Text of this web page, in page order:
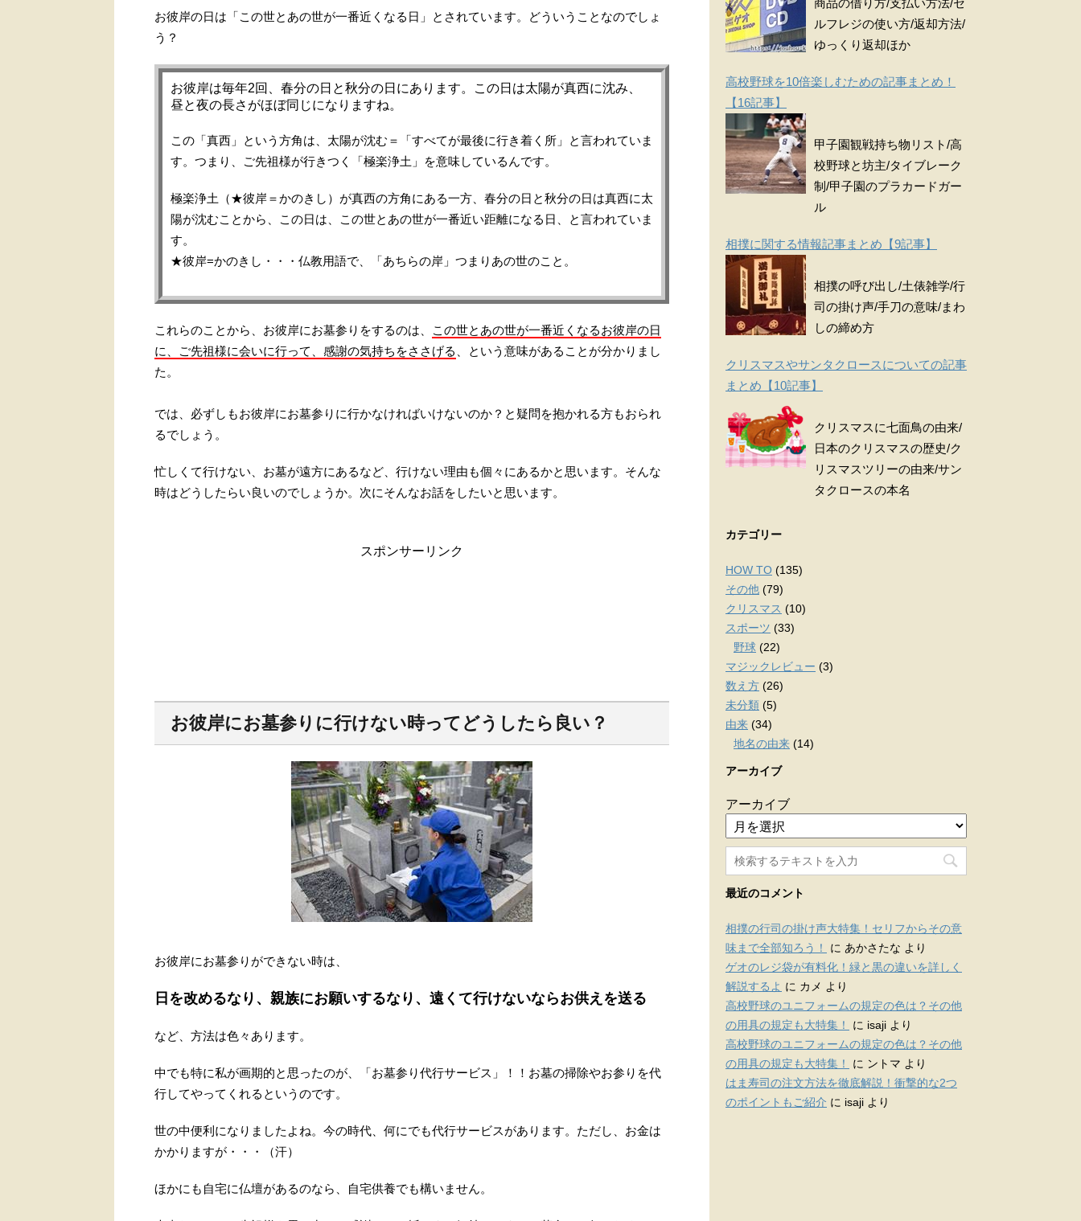
お彼岸の日は「この世とあの世が一番近くなる日」とされています。どういうことなのでしょ
う？
お彼岸は毎年2回、春分の日と秋分の日にあります。この日は太陽が真西に沈み、
昼と夜の長さがほぼ同じになりますね。
この「真西」という方角は、太陽が沈む＝「すべてが最後に行き着く所」と言われていま
す。つまり、ご先祖様が行きつく「極楽浄土」を意味しているんです。
極楽浄土（★彼岸＝かのきし）が真西の方角にある一方、春分の日と秋分の日は真西に太
陽が沈むことから、この日は、この世とあの世が一番近い距離になる日、と言われていま
す。
★彼岸=かのきし・・・仏教用語で、「あちらの岸」つまりあの世のこと。
これらのことから、お彼岸にお墓参りをするのは、
この世とあの世が一番近くなるお彼岸の日
に、ご先祖様に会いに行って、感謝の気持ちをささげる
、という意味があることが分かりまし
た。
では、必ずしもお彼岸にお墓参りに行かなければいけないのか？と疑問を抱かれる方もおられ
るでしょう。
忙しくて行けない、お墓が遠方にあるなど、行けない理由も個々にあるかと思います。そんな
時はどうしたらい良いのでしょうか。次にそんなお話をしたいと思います。
スポンサーリンク
お彼岸にお墓参りに行けない時ってどうしたら良い？
お彼岸にお墓参りができない時は、
日を改めるなり、親族にお願いするなり、遠くて行けないならお供えを送る
など、方法は色々あります。
中でも特に私が画期的と思ったのが、「お墓参り代行サービス」！！お墓の掃除やお参りを代
行してやってくれるというのです。
世の中便利になりましたよね。今の時代、何にでも代行サービスがあります。ただし、お金は
かかりますが・・・（汗）
ほかにも自宅に仏壇があるのなら、自宅供養でも構いません。
商品の借り方/支払い方法/セ
ルフレジの使い方/返却方法/
ゆっくり返却ほか
高校野球を10倍楽しむための記事まとめ！
【16記事】
甲子園観戦持ち物リスト/高
校野球と坊主/タイブレーク
制/甲子園のプラカードガー
ル
相撲に関する情報記事まとめ【9記事】
相撲の呼び出し/土俵雑学/行
司の掛け声/手刀の意味/まわ
しの締め方
クリスマスやサンタクロースについての記事
まとめ【10記事】
クリスマスに七面鳥の由来/
日本のクリスマスの歴史/ク
リスマスツリーの由来/サン
タクロースの本名
カテゴリー
HOW TO (135)
その他 (79)
クリスマス (10)
スポーツ (33)
野球 (22)
マジックレビュー (3)
数え方 (26)
未分類 (5)
由来 (34)
地名の由来 (14)
アーカイブ
アーカイブ
最近のコメント
相撲の行司の掛け声大特集！セリフからその意
味まで全部知ろう！
に あかさたな より
ゲオのレジ袋が有料化！緑と黒の違いを詳しく
解説するよ に カメ より
高校野球のユニフォームの規定の色は？その他
の用具の規定も大特集！
に isaji より
高校野球のユニフォームの規定の色は？その他
の用具の規定も大特集！
に ントマ より
はま寿司の注文方法を徹底解説！衝撃的な2つ
のポイントもご紹介 に isaji より